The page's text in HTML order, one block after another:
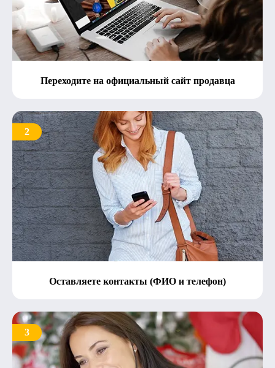
Переходите на официальный сайт продавца
2
Оставляете контакты (ФИО и телефон)
3